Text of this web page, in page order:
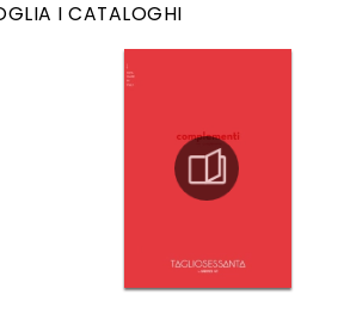
I CATALOGHI